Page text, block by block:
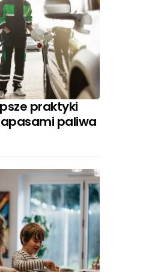
praktyki
paliwa